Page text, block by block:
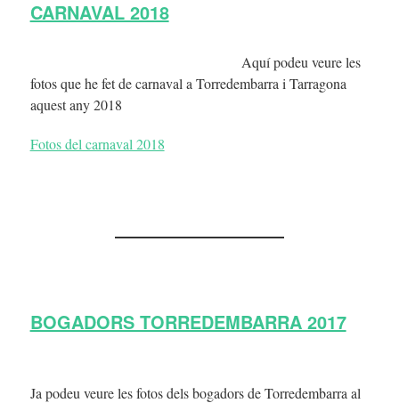
CARNAVAL 2018
Aquí podeu veure les
fotos que he fet de carnaval a Torredembarra i Tarragona
aquest any 2018
Fotos del carnaval 2018
BOGADORS TORREDEMBARRA 2017
Ja podeu veure les fotos dels bogadors de Torredembarra al